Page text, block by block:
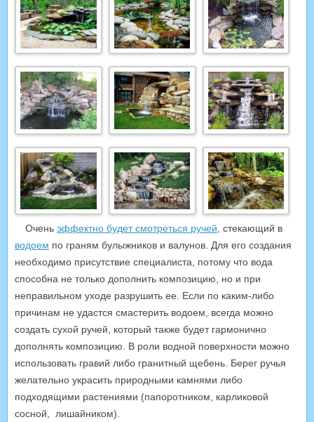
Очень эффектно будет смотреться ручей , стекающий в
водоем по граням булыжников и валунов. Для его создания
необходимо присутствие специалиста, потому что вода
способна не только дополнить композицию, но и при
неправильном уходе разрушить ее. Если по каким-либо
причинам не удастся смастерить водоем, всегда можно
создать сухой ручей, который также будет гармонично
дополнять композицию. В роли водной поверхности можно
использовать гравий либо гранитный щебень. Берег ручья
желательно украсить природными камнями либо
подходящими растениями (папоротником, карликовой
сосной, лишайником).